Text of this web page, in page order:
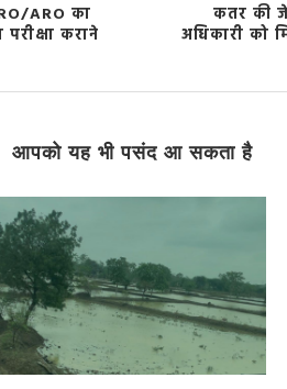
ARO का
कराने
कतर की
अधिकारी को
आपको यह भी पसंद आ सकता है